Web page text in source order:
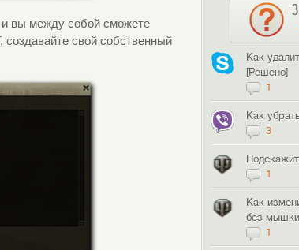
и вы между собой сможете
создавайте свой собственный
Как
[Решено]
1
Как
3
1
Как
без
1